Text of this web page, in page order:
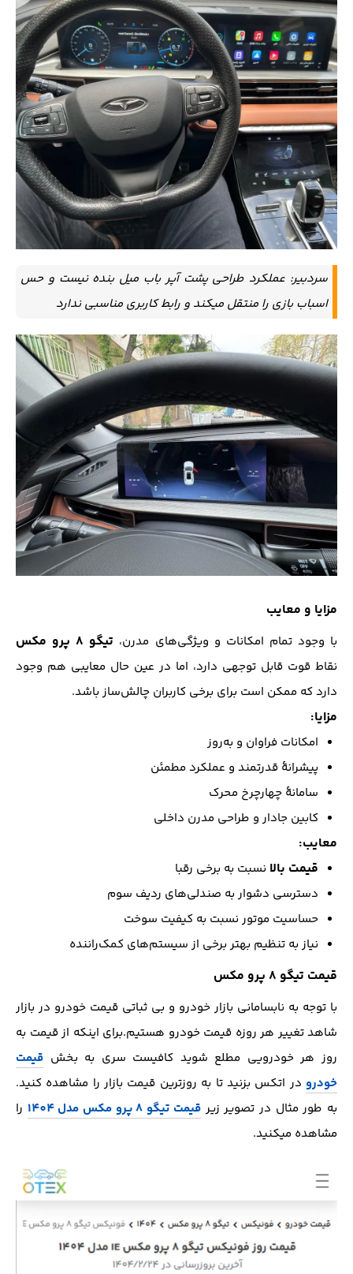
سردبیر: عملکرد طراحی پشت آپر باب میل بنده نیست و حس
اسباب بازی را منتقل میکند و رابط کاربری مناسبی ندارد
مزایا و معایب
با وجود تمام امکانات و ویژگی‌های مدرن، تیگو ۸ پرو مکس
نقاط قوت قابل توجهی دارد، اما در عین حال معایبی هم وجود
دارد که ممکن است برای برخی کاربران چالش‌ساز باشد.
مزایا:
امکانات فراوان و به‌روز
پیشرانهٔ قدرتمند و عملکرد مطمئن
سامانهٔ چهارچرخ محرک
کابین جادار و طراحی مدرن داخلی
معایب:
قیمت بالا نسبت به برخی رقبا
دسترسی دشوار به صندلی‌های ردیف سوم
حساسیت موتور نسبت به کیفیت سوخت
نیاز به تنظیم بهتر برخی از سیستم‌های کمک‌راننده
قیمت تیگو 8 پرو مکس
با توجه به نابسامانی بازار خودرو و بی ثباتی قیمت خودرو در بازار
شاهد تغییر هر روزه قیمت خودرو هستیم.برای اینکه از قیمت به
روز هر خودرویی مطلع شوید کافیست سری به بخش قیمت
خودرو در اتکس بزنید تا به روزترین قیمت بازار را مشاهده کنید.
به طور مثال در تصویر زیرقیمت تیگو 8 پرو مکس مدل 1404
را
مشاهده میکنید.